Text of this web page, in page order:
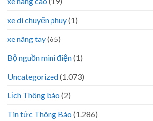
xe di chuyển phuy(1)
xe nâng tay(65)
Bộ nguồn mini điện(1)
Uncategorized(1.073)
Lịch Thông báo (2)
Tin tức Thông Báo (1.286)